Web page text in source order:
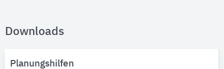
Downloads
Planungshilfen